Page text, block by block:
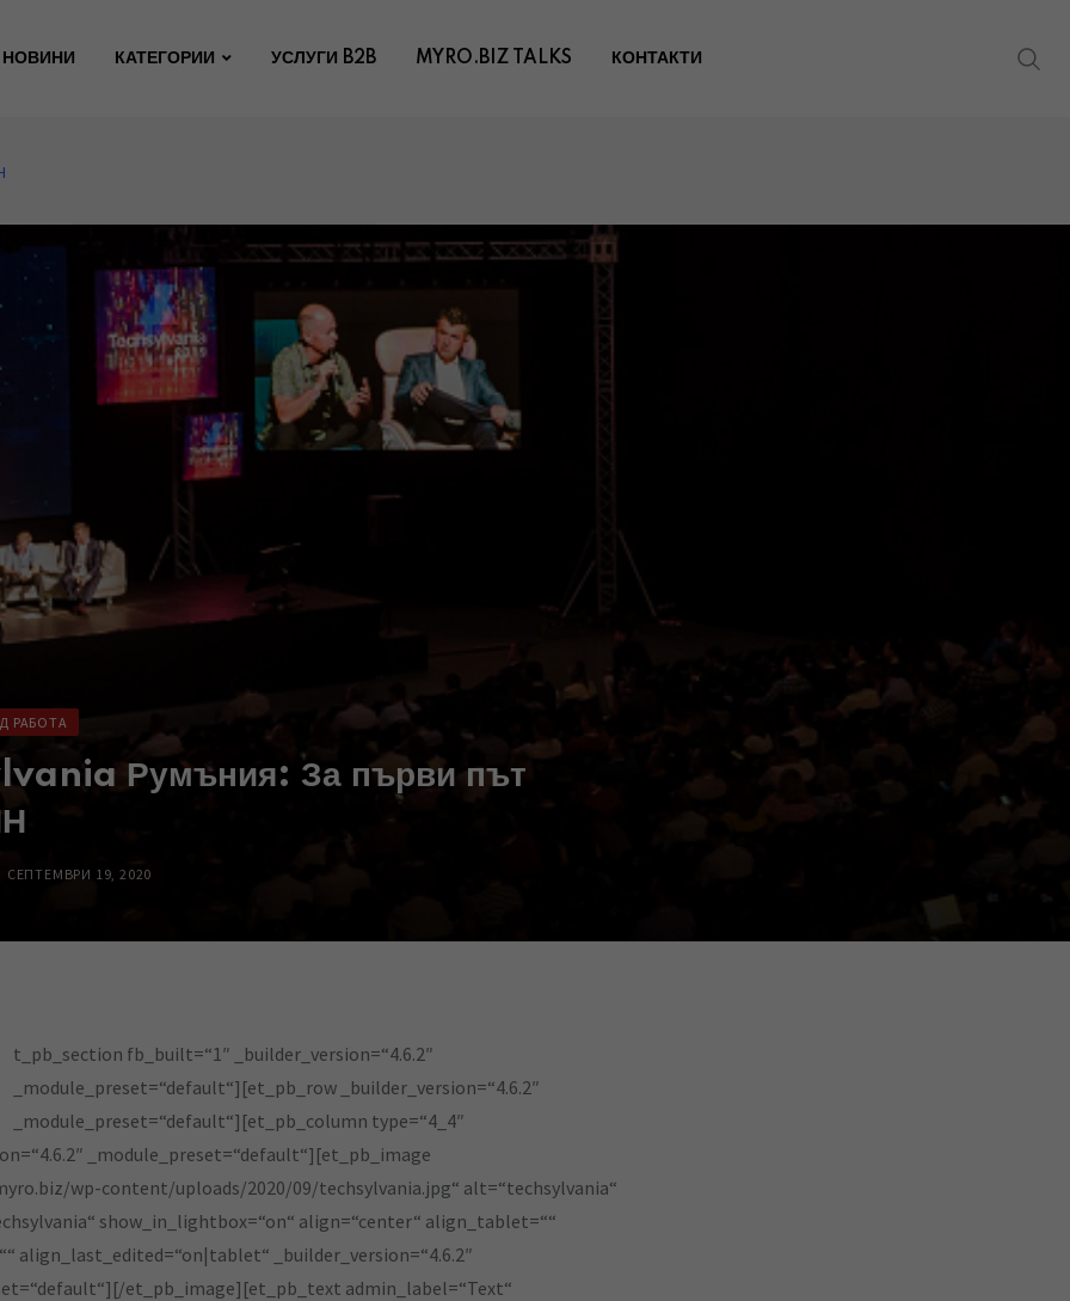
НОВИНИ КАТЕГОРИИ УСЛУГИ B2B MYRO.BIZ TALKS КОНТАКТИ
РАБОТА
Румъния: За първи път
СЕПТЕМВРИ 19, 2020
_module_preset=“default“][et_pb_row _builder_version=“4.6.2″
_module_preset=“default“][et_pb_column type=“4_4″
_module_preset=“default“][et_pb_image
wp-content/uploads/2020/09/techsylvania.jpg“ alt=“techsylvania“
show_in_lightbox=“on“ align=“center“ align_tablet=““
align_last_edited=“on|tablet“ _builder_version=“4.6.2″
et_pb_image][et_pb_text admin_label=“Text“